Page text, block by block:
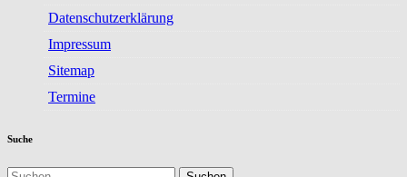
Datenschutzerklärung
Impressum
Sitemap
Termine
Suche
Suchen